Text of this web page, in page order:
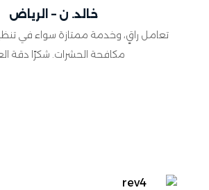
خالد. ن – الرياض
تعامل راقٍ، وخدمة ممتازة سواء في
مكافحة الحشرات. شكرًا دقة